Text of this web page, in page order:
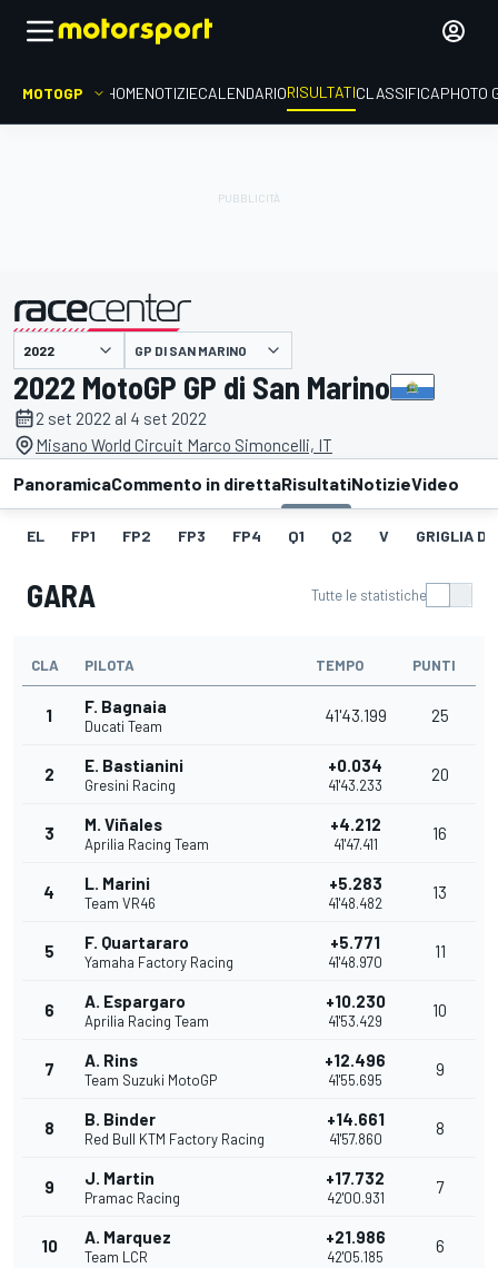
MOTOGP HOMENOTIZIECALENDARIORISULTATICLASSIFICAPHOTO
presentato da GP DI SAN MARINO
2022 MotoGP GP di San Marino
2 set 2022 al 4 set 2022
Misano World Circuit Marco Simoncelli, IT
PanoramicaCommento in direttaRisultatiNotizieVideo
EL FP1 FP2 FP3 FP4 Q1 Q2 V GRIGLIA DI
GARA Tutte le statistiche
CLA PILOTA TEMPO PUNTI
1 F. Bagnaia
Ducati Team
41'43.199 25
2 E. Bastianini
Gresini Racing
+0.034
41'43.233
20
3 M. Viñales
Aprilia Racing Team
+4.212
41'47.411
16
4 L. Marini
Team VR46
+5.283
41'48.482
13
5 F. Quartararo
Yamaha Factory Racing
+5.771
41'48.970
11
6 A. Espargaro
Aprilia Racing Team
+10.230
41'53.429
10
7 A. Rins
Team Suzuki MotoGP
+12.496
41'55.695
9
8 B. Binder
Red Bull KTM Factory Racing
+14.661
41'57.860
8
9 J. Martin
Pramac Racing
+17.732
42'00.931
7
10 A. Marquez
Team LCR
+21.986
42'05.185
6